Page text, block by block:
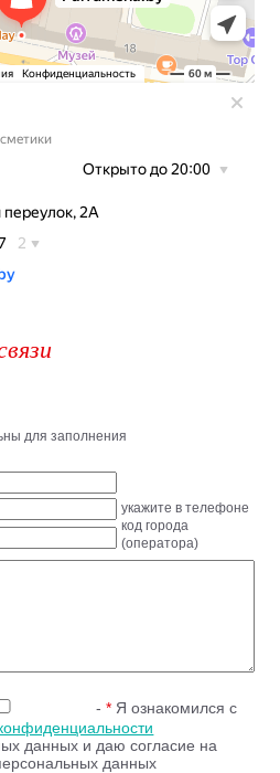
для заполнения
укажите в телефоне
код города
(оператора)
-* Я ознакомился с
данных и даю согласие на
данных